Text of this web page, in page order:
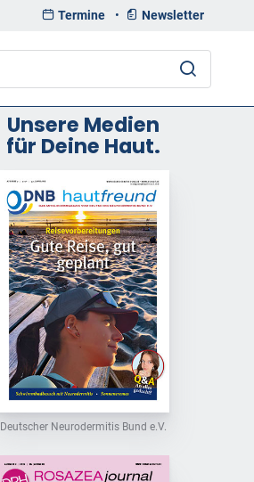
Termine • Newsletter
Unsere Medien
für Deine Haut.
Deutscher Neurodermitis Bund e.V.